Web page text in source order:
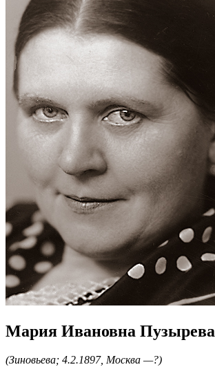
Мария Ивановна Пузырева
(Зиновьева; 4.2.1897, Москва —?)